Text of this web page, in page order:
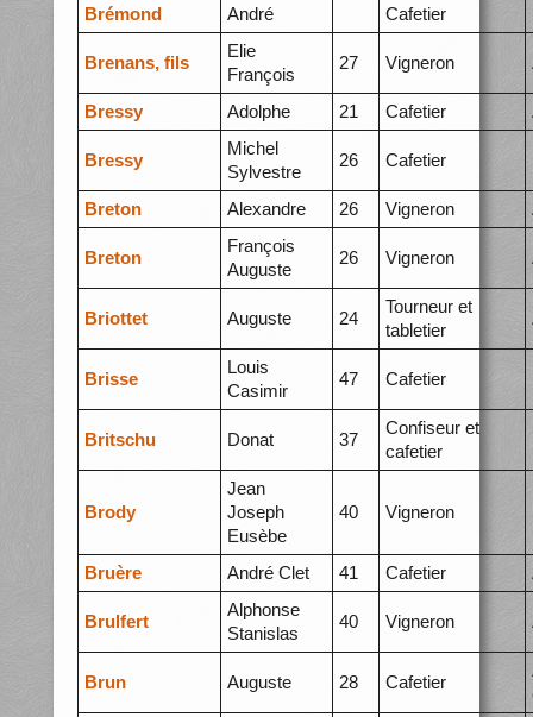
Brémond André Cafetier
Brenans, fils
Elie
François
27 Vigneron
Bressy Adolphe 21 Cafetier
Bressy
Michel
Sylvestre
26 Cafetier
Breton Alexandre 26 Vigneron
Breton
François
Auguste
26 Vigneron
Briottet Auguste 24
Tourneur et
tabletier
Brisse
Louis
Casimir
47 Cafetier
Britschu Donat 37
Confiseur et
cafetier
Brody
Jean
Joseph
Eusèbe
40 Vigneron
Bruère André Clet 41 Cafetier
Brulfert
Alphonse
Stanislas
40 Vigneron
Brun Auguste 28 Cafetier